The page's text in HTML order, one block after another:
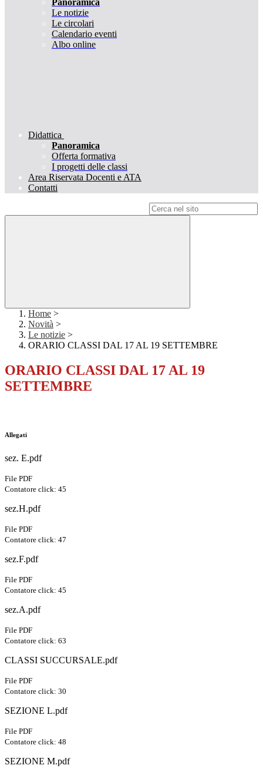
Panoramica
Le notizie
Le circolari
Calendario eventi
Albo online
Didattica
Panoramica
Offerta formativa
I progetti delle classi
Area Riservata Docenti e ATA
Contatti
Home >
Novità >
Le notizie >
ORARIO CLASSI DAL 17 AL 19 SETTEMBRE
ORARIO CLASSI DAL 17 AL 19
SETTEMBRE
Allegati
sez. E.pdf
File PDF
Contatore click: 45
sez.H.pdf
File PDF
Contatore click: 47
sez.F.pdf
File PDF
Contatore click: 45
sez.A.pdf
File PDF
Contatore click: 63
CLASSI SUCCURSALE.pdf
File PDF
Contatore click: 30
SEZIONE L.pdf
File PDF
Contatore click: 48
SEZIONE M.pdf